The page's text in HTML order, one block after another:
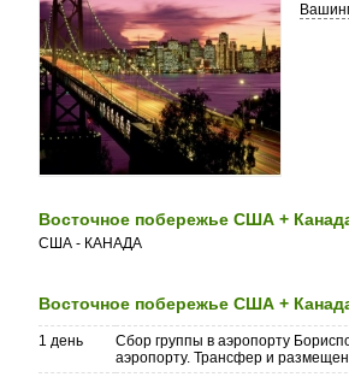
Восточное побережье США +
США - КАНАДА
Восточное побережье США +
1 день Сбор группы в аэропорту
аэропорту. Трансфер и